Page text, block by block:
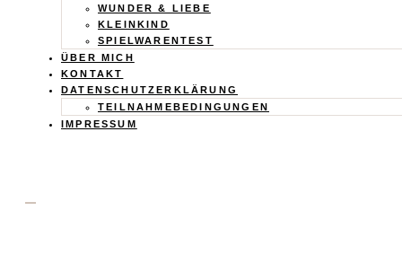
WUNDER & LIEBE
KLEINKIND
SPIELWARENTEST
ÜBER MICH
KONTAKT
DATENSCHUTZERKLÄRUNG
TEILNAHMEBEDINGUNGEN
IMPRESSUM